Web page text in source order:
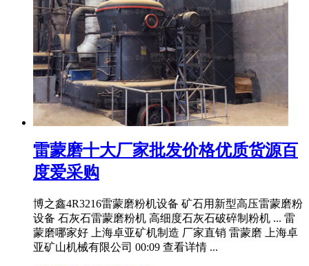
雷蒙磨十大厂家批发价格优质货源百
度爱采购
博之鑫4R3216雷蒙磨粉机设备 矿石用新型高压雷蒙磨粉
设备 石灰石雷蒙磨粉机 高细度石灰石破碎制粉机 ... 雷
蒙磨哪家好 上海卓亚矿机制造 厂家直销 雷蒙磨 上海卓
亚矿山机械有限公司 00:09 查看详情 ...